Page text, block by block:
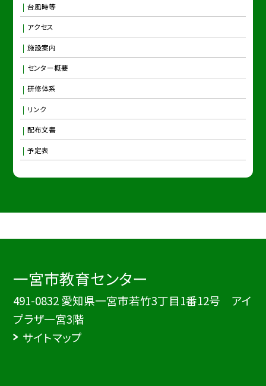
台風時等
アクセス
施設案内
センター概要
研修体系
リンク
配布文書
予定表
一宮市教育センター
491-0832 愛知県一宮市若竹3丁目1番12号 アイ
プラザ一宮3階
サイトマップ